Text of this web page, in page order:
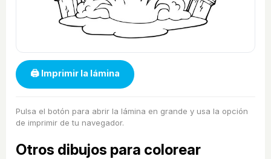
🖨 Imprimir la lámina
Pulsa el botón para abrir la lámina en grande y usa la opción
de imprimir de tu navegador.
Otros dibujos para colorear